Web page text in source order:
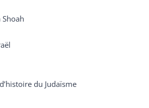
du Judaïsme